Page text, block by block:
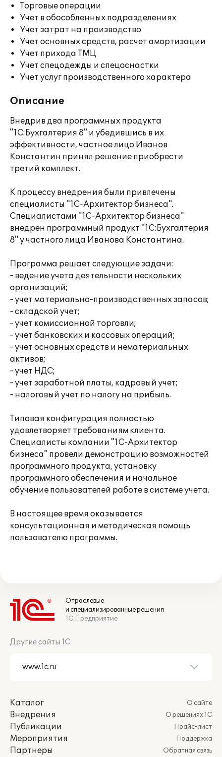
Торговые операции
Учет в обособленных подразделениях
Учет затрат на производство
Учет основных средств, расчет амортизации
Учет прихода ТМЦ
Учет спецодежды и спецоснастки
Учет услуг производственного характера
Описание
Внедрив два программных продукта
"1С:Бухгалтерия 8" и убедившись в их
эффективности, частное лицо Иванов
Константин принял решение приобрести
третий комплект.
К процессу внедрения были привлечены
специалисты "1С-Архитектор бизнеса".
Специалистами "1С-Архитектор бизнеса"
внедрен программный продукт "1С:Бухгалтерия
8" у частного лица Иванова Константина.
Программа решает следующие задачи:
- ведение учета деятельности нескольких
организаций;
- учет материально-производственных запасов;
- складской учет;
- учет комиссионной торговли;
- учет банковских и кассовых операций;
- учет основных средств и нематериальных
активов;
- учет НДС;
- учет заработной платы, кадровый учет;
- налоговый учет по налогу на прибыль.
Типовая конфигурация полностью
удовлетворяет требованиям клиента.
Специалисты компании "1С-Архитектор
бизнеса" провели демонстрацию возможностей
программного продукта, установку
программного обеспечения и начальное
обучение пользователей работе в системе учета.
В настоящее время оказывается
консультационная и методическая помощь
пользователю программы.
Отраслевые
и специализированные решения
1С:Предприятие
Другие сайты 1С
Каталог
Внедрения
Публикации
Мероприятия
Партнеры
О сайте
О решениях 1С
Прайс-лист
Поддержка
Обратная связь